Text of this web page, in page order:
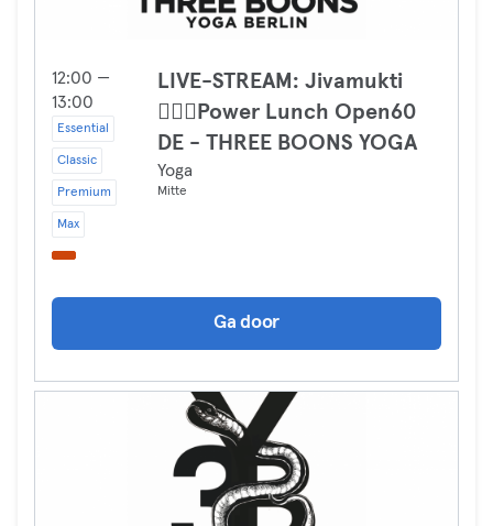
12:00 —
13:00
Essential
Classic
Premium
Max
LIVE-STREAM: Jivamukti
🧘🏻‍♀️Power Lunch Open60
DE - THREE BOONS YOGA
Yoga
Mitte
Ga door